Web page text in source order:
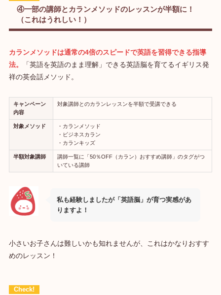
④一部の講師とカランメソッドのレッスンが半額に！
（これはうれしい！）
カランメソッドは通常の4倍のスピードで英語を習得できる指導
法。
「英語を英語のまま理解」できる英語脳を育てるイギリス発
祥の英会話メソッド。
キャンペーン
内容
対象講師とのカランレッスンを半額で受講できる
対象メソッド
・カランメソッド
・ビジネスカラン
・カランキッズ
半額対象講師
講師一覧に「50％OFF（カラン）おすすめ講師」のタグがつ
いている講師
私も経験しましたが「英語脳」が育つ実感があ
りますよ！
小さいお子さんは難しいかも知れませんが、これはかなりおすす
めのレッスン！